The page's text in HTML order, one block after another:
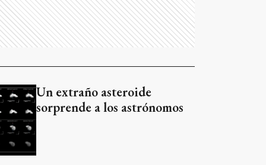
Un extraño asteroide
sorprende a los astrónomos